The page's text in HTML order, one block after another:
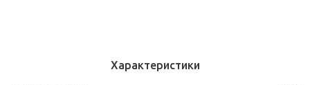
Характеристики